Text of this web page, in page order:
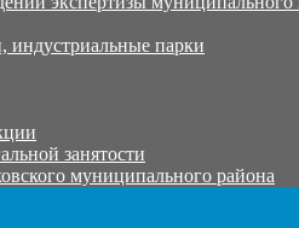
парки
занятости
муниципального района